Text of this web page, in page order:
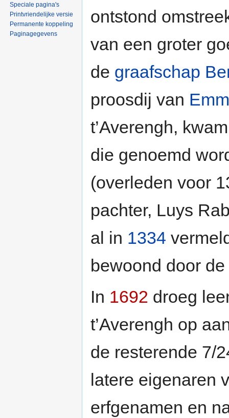
ontstond
van een groter
de graafschap
proosdij van
t’Averengh,
die genoemd
(overleden voor
pachter, Luys
al in 1334
bewoond door
In 1692 droeg
t’Averengh op
de resterende 7/
latere eigenaren
erfgenamen en
Speciale pagina's
Printvriendelijke versie
Permanente koppeling
Paginagegevens